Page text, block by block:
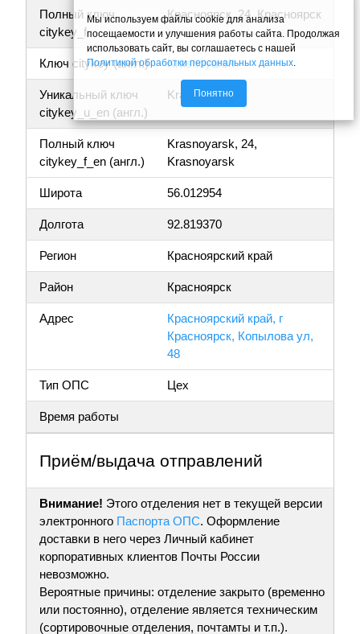
Полный ключ
citykey_f
Красноярск, 24, Красноярск
Ключ citykey (англ.) Krasnoyarsk
Уникальный ключ
citykey_u_en (англ.)
Krasnoyarsk
Полный ключ
citykey_f_en (англ.)
Krasnoyarsk, 24,
Krasnoyarsk
Широта 56.012954
Долгота 92.819370
Регион Красноярский край
Район Красноярск
Адрес
Красноярский край, г
Красноярск, Копылова ул,
48
Тип ОПС Цех
Время работы
Приём/выдача отправлений
Внимание! Этого отделения нет в текущей версии
электронного Паспорта ОПС. Оформление
доставки в него через Личный кабинет
корпоративных клиентов Почты России
невозможно.
Вероятные причины: отделение закрыто (временно
или постоянно), отделение является техническим
(сортировочные отделения, почтамты и т.п.).
Мы используем файлы cookie для анализа
посещаемости и улучшения работы сайта. Продолжая
использовать сайт, вы соглашаетесь с нашей
Политикой обработки персональных данных.
Понятно